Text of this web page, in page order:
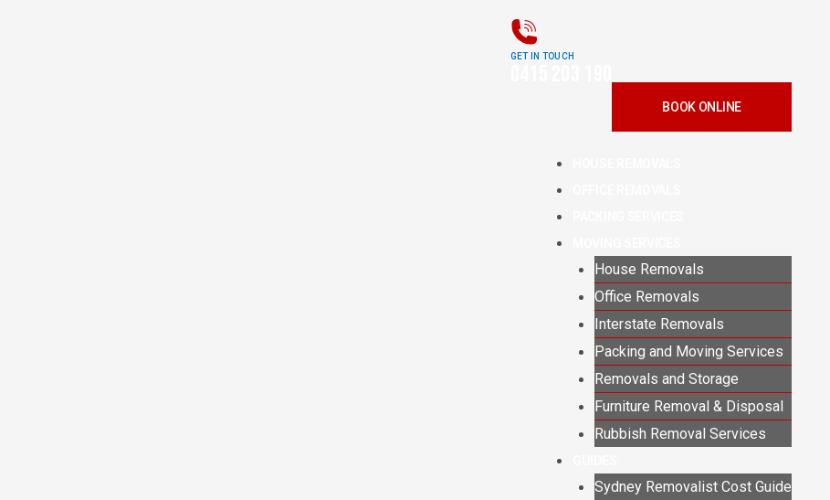
BOOK ONLINE
GET IN TOUCH
House Removals
Office Removals
Interstate Removals
Packing and Moving Services
Removals and Storage
Furniture Removal & Disposal
Rubbish Removal Services
Sydney Removalist Cost Guide